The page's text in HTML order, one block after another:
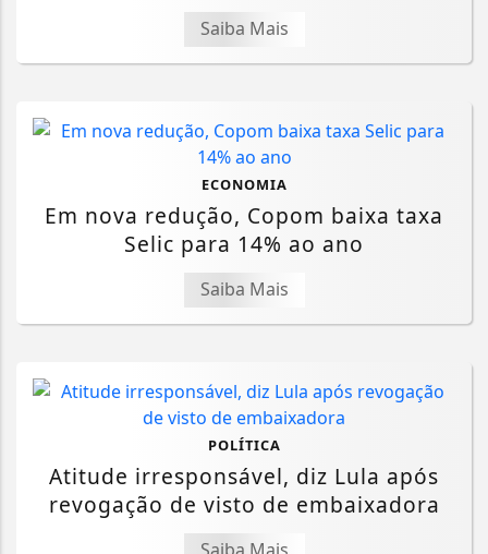
Saiba Mais
ECONOMIA
Em nova redução, Copom baixa taxa
Selic para 14% ao ano
Saiba Mais
POLÍTICA
Atitude irresponsável, diz Lula após
revogação de visto de embaixadora